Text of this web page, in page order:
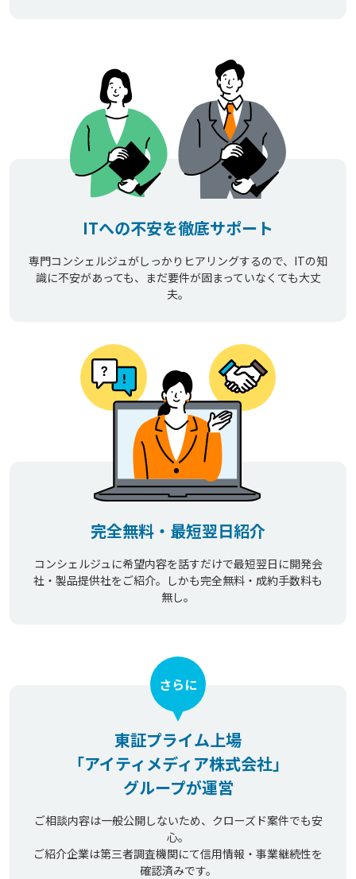
ITへの不安を徹底サポート
専門コンシェルジュがしっかりヒアリングするので、ITの知
識に不安があっても、まだ要件が固まっていなくても大丈
夫。
完全無料・最短翌日紹介
コンシェルジュに希望内容を話すだけで最短翌日に開発会
社・製品提供社をご紹介。しかも完全無料・成約手数料も
無し。
東証プライム上場
「アイティメディア株式会社」
グループが運営
さらに
ご相談内容は一般公開しないため、クローズド案件でも安
心。
ご紹介企業は第三者調査機関にて信用情報・事業継続性を
確認済みです。